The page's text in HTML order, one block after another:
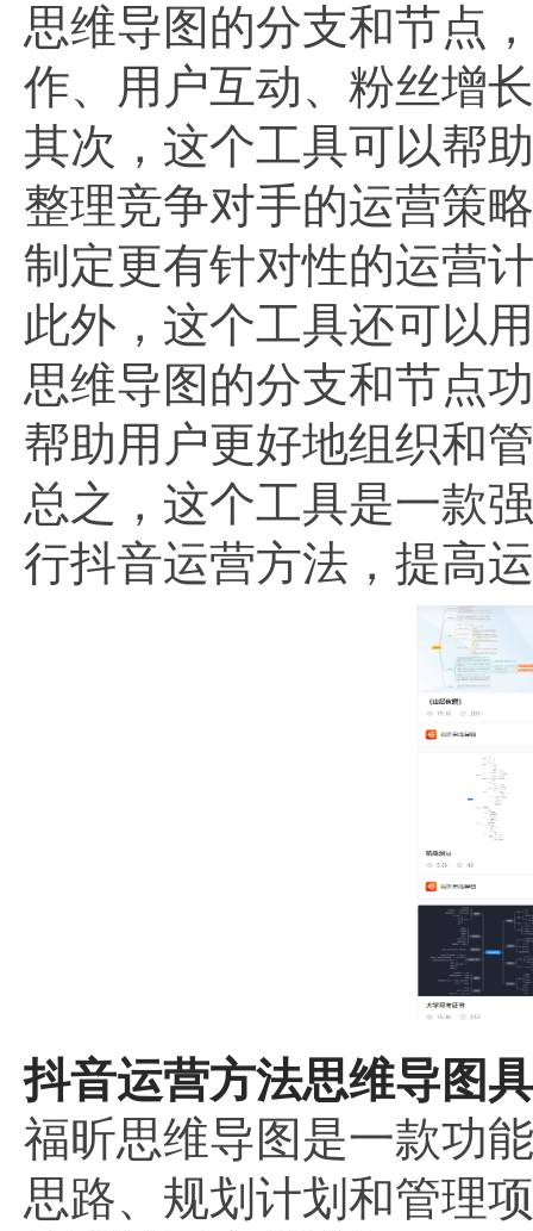
思维导图的分支和节点
作、用户互动、粉丝增
其次，这个工具可以帮
整理竞争对手的运营策
制定更有针对性的运营
此外，这个工具还可以
思维导图的分支和节点
帮助用户更好地组织和
总之，这个工具是一款
行抖音运营方法，提高
抖音运营方法思维导图
福昕思维导图是一款功
思路、规划计划和管理